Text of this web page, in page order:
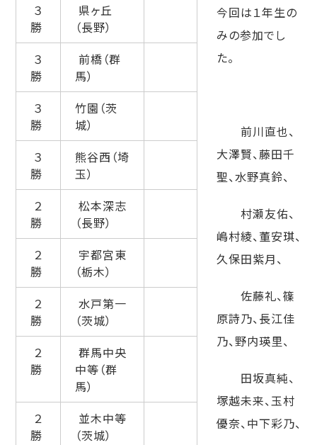
今回は１年生の
みの参加でし
た。
前川直也、
大澤賢、藤田千
聖、水野真鈴、
村瀬友佑、
嶋村綾、董安琪、
久保田紫月、
佐藤礼、篠
原詩乃、長江佳
乃、野内瑛里、
田坂真純、
塚越未来、玉村
優奈、中下彩乃、
３
勝
県ヶ丘
（長野）
３
勝
前橋（群
馬）
３
勝
竹園（茨
城）
３
勝
熊谷西（埼
玉）
２
勝
松本深志
（長野）
２
勝
宇都宮東
（栃木）
２
勝
水戸第一
（茨城）
２
勝
群馬中央
中等（群
馬）
２
勝
並木中等
（茨城）